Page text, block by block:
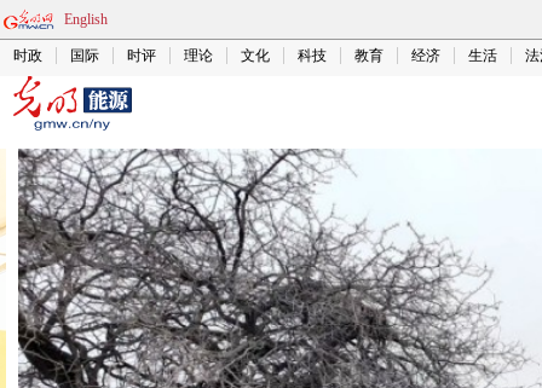
English
时政 国际 时评 理论 文化 科技 教育 经济 生活